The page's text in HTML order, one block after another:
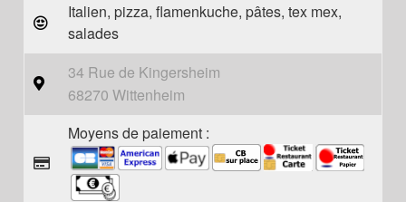
Italien, pizza, flamenkuche, pâtes, tex mex,
salades
34 Rue de Kingersheim
68270 Wittenheim
Moyens de paiement :